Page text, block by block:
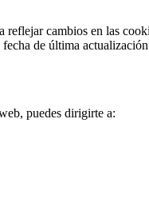
cambios en las
de última
puedes dirigirte a: